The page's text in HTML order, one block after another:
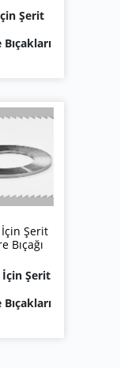
Şerit
Şerit
Bıçağı
Şerit